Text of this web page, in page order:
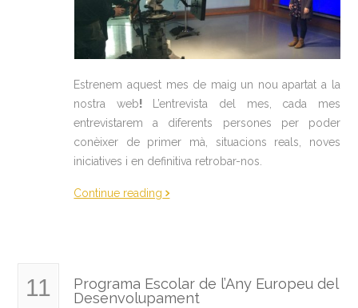
Estrenem aquest mes de maig un nou apartat a la
nostra web!
L’entrevista del mes, cada mes
entrevistarem a diferents persones per poder
conèixer de primer mà, situacions reals, noves
iniciatives i en definitiva retrobar-nos.
Continue reading
11
Programa Escolar de l’Any Europeu del
Desenvolupament